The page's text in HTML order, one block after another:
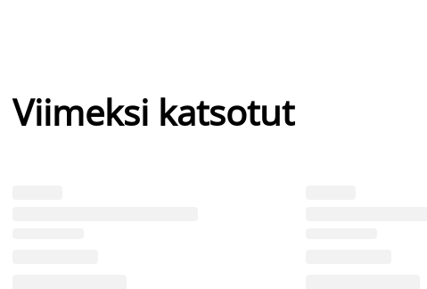
Viimeksi katsotut